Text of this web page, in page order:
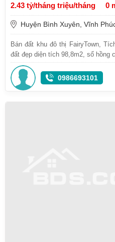
2.43 tỷ/tháng triệu/tháng
0
Huyện Bình Xuyên, Vĩnh
Bán đất khu đô thị FairyTown,
đất đẹp diện tích 98,8m2, sổ hồng
0986693101